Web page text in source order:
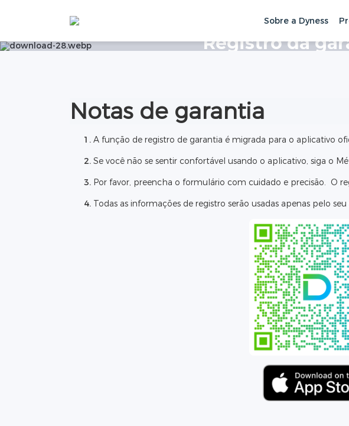
Sobre a Dyness
Registro da
Notas de garantia
A função de registro de garantia é migrada para o aplicativo
Se você não se sentir confortável usando o aplicativo, siga o
Por favor, preencha o formulário com cuidado e precisão. O
Todas as informações de registro serão usadas apenas pelo